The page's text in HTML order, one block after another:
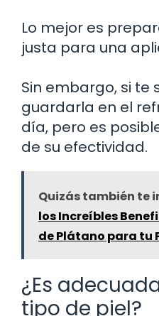
Lo mejor es
justa para una
Sin embargo, si te
guardarla en el
día, pero es
de su efectividad.
Quizás también te
los Increíbles
de Plátano para tu
¿Es
tipo de piel?